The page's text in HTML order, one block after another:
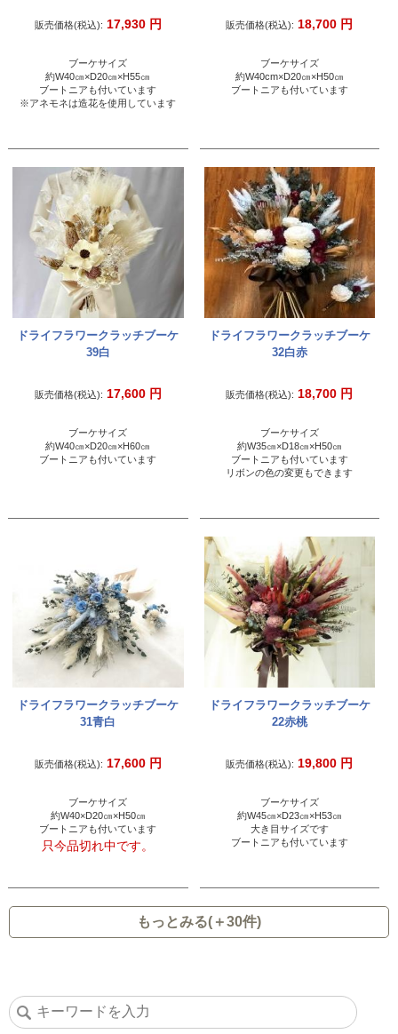
販売価格(税込): 17,930 円
ブーケサイズ
約W40㎝×D20㎝×H55㎝
ブートニアも付いています
※アネモネは造花を使用しています
販売価格(税込): 18,700 円
ブーケサイズ
約W40cm×D20㎝×H50㎝
ブートニアも付いています
ドライフラワークラッチブーケ
39白
販売価格(税込): 17,600 円
ブーケサイズ
約W40㎝×D20㎝×H60㎝
ブートニアも付いています
ドライフラワークラッチブーケ
32白赤
販売価格(税込): 18,700 円
ブーケサイズ
約W35㎝×D18㎝×H50㎝
ブートニアも付いています
リボンの色の変更もできます
ドライフラワークラッチブーケ
31青白
販売価格(税込): 17,600 円
ブーケサイズ
約W40×D20㎝×H50㎝
ブートニアも付いています
只今品切れ中です。
ドライフラワークラッチブーケ
22赤桃
販売価格(税込): 19,800 円
ブーケサイズ
約W45㎝×D23㎝×H53㎝
大き目サイズです
ブートニアも付いています
もっとみる(＋30件)